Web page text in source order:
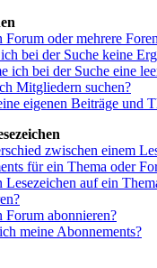
oder mehrere
bei der Suche keine
ich bei der Suche eine
Mitgliedern suchen?
eigenen Beiträge und
zwischen einem
für ein Thema oder
auf ein
Forum abonnieren?
meine Abonnements?